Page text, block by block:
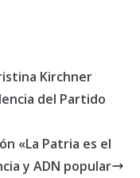
Kirchner
del Partido
«La Patria es el
y ADN popular